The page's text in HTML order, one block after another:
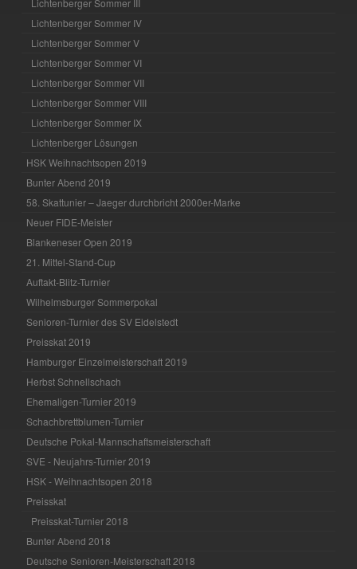
Lichtenberger Sommer III
Lichtenberger Sommer IV
Lichtenberger Sommer V
Lichtenberger Sommer VI
Lichtenberger Sommer VII
Lichtenberger Sommer VIII
Lichtenberger Sommer IX
Lichtenberger Lösungen
HSK Weihnachtsopen 2019
Bunter Abend 2019
58. Skattunier – Jaeger durchbricht 2000er-Marke
Neuer FIDE-Meister
Blankeneser Open 2019
21. Mittel-Stand-Cup
Auftakt-Blitz-Turnier
Wilhelmsburger Sommerpokal
Senioren-Turnier des SV Eidelstedt
Preisskat 2019
Hamburger Einzelmeisterschaft 2019
Herbst Schnellschach
Ehemaligen-Turnier 2019
Schachbrettblumen-Turnier
Deutsche Pokal-Mannschaftsmeisterschaft
SVE - Neujahrs-Turnier 2019
HSK - Weihnachtsopen 2018
Preisskat
Preisskat-Turnier 2018
Bunter Abend 2018
Deutsche Senioren-Meisterschaft 2018